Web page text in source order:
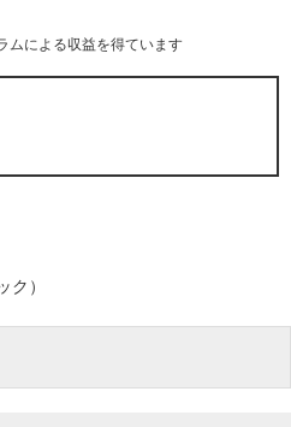
ムによる収益を得ています
ク）